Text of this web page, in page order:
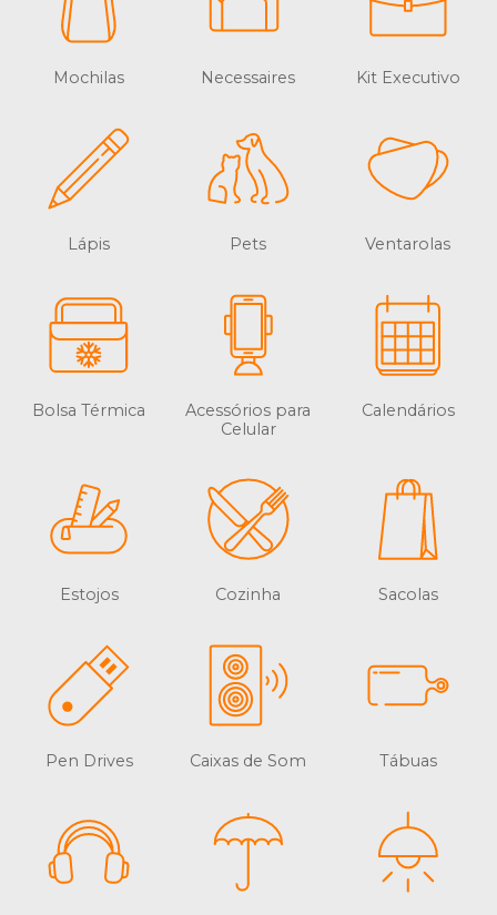
Mochilas Necessaires Kit Executivo
Lápis Pets Ventarolas
Bolsa Térmica
Acessórios para
Celular
Calendários
Estojos Cozinha Sacolas
Pen Drives Caixas de Som Tábuas